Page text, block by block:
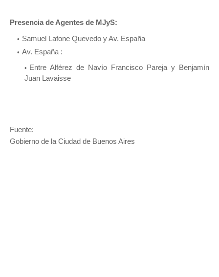
Presencia de Agentes de MJyS:
Samuel Lafone Quevedo y Av. España
Av. España :
Entre Alférez de Navío Francisco Pareja y Benjamín
Juan Lavaisse
Fuente:
Gobierno de la Ciudad de Buenos Aires